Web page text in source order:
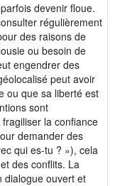
devenir floue.
régulièrement
des raisons de
ou besoin de
engendrer des
peut avoir
ou que sa liberté est
sont
la confiance
demander des
qui es-tu ? »), cela
des conflits. La
dialogue ouvert et